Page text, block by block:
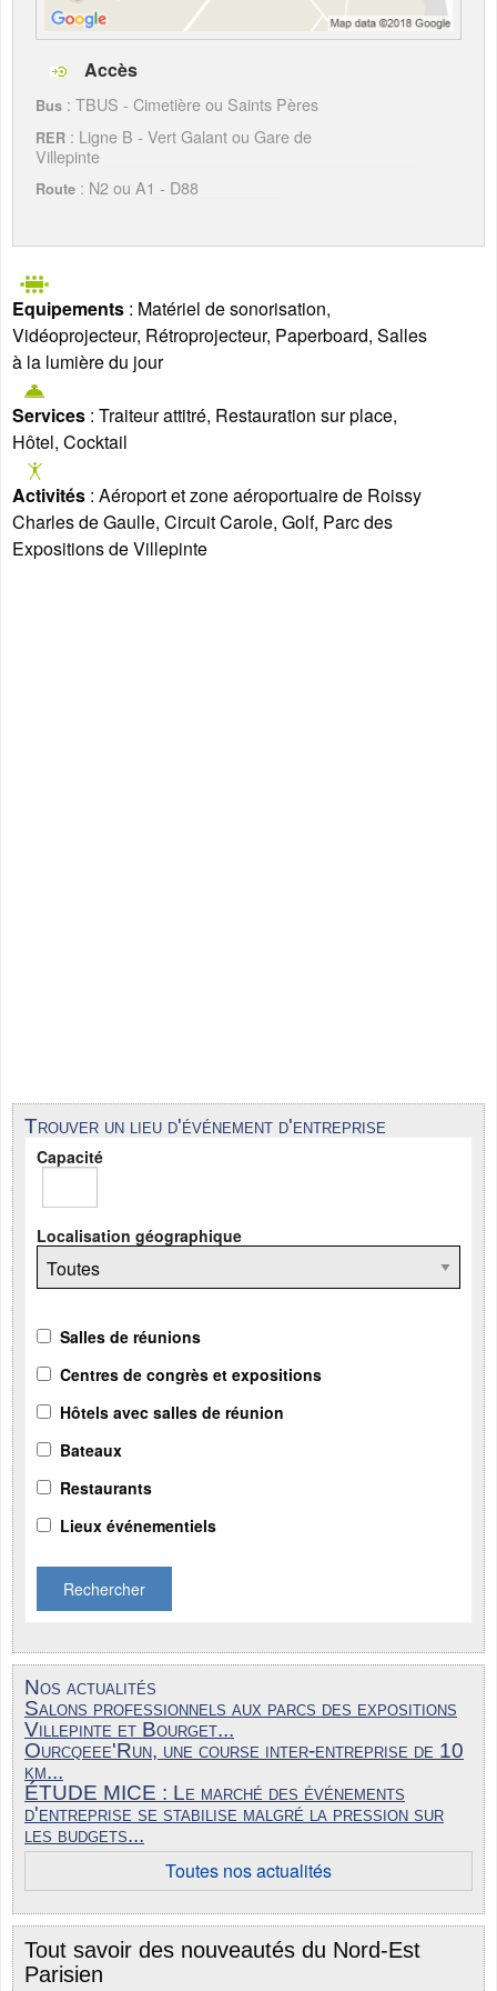
Accès
Bus : TBUS - Cimetière ou Saints Pères
RER : Ligne B - Vert Galant ou Gare de
Villepinte
Route : N2 ou A1 - D88
Equipements : Matériel de sonorisation,
Vidéoprojecteur, Rétroprojecteur, Paperboard, Salles
à la lumière du jour
Services : Traiteur attitré, Restauration sur place,
Hôtel, Cocktail
Activités : Aéroport et zone aéroportuaire de Roissy
Charles de Gaulle, Circuit Carole, Golf, Parc des
Expositions de Villepinte
Trouver un lieu d'événement d'entreprise
Capacité
Localisation géographique
Salles de réunions
Centres de congrès et expositions
Hôtels avec salles de réunion
Bateaux
Restaurants
Lieux événementiels
Rechercher
Nos actualités
Salons professionnels aux parcs des expositions
Villepinte et Bourget...
Ourcqeee'Run, une course inter-entreprise de 10
km...
ÉTUDE MICE : Le marché des événements
d'entreprise se stabilise malgré la pression sur
les budgets...
Toutes nos actualités
Tout savoir des nouveautés du Nord-Est
Parisien